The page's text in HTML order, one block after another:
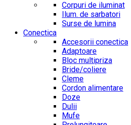
Corpuri de iluminat
Ilum. de sarbatori
Surse de lumina
Conectica
Accesorii conectica
Adaptoare
Bloc multipriza
Bride/coliere
Cleme
Cordon alimentare
Doze
Dulii
Mufe